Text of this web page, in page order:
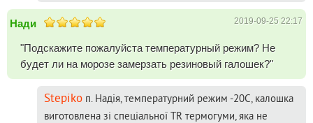
Нади 2019-09-25 22:17
"Подскажите пожалуйста температурный режим? Не
будет ли на морозе замерзать резиновый галошек?"
Stepiko п. Надія, температурний режим -20С, калошка
виготовлена зі спеціальної TR термогуми, яка не